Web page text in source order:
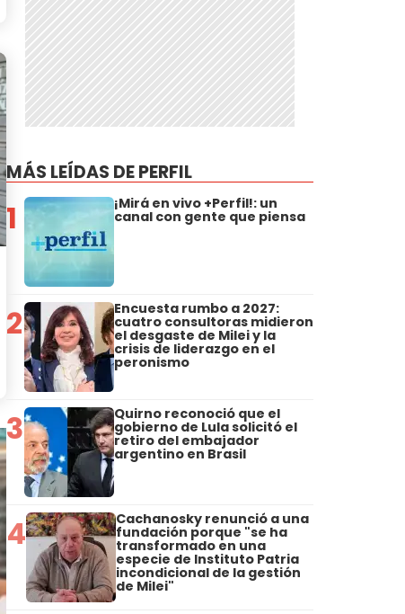
MÁS LEÍDAS DE PERFIL
1 ¡Mirá en vivo +Perfil!: un
canal con gente que piensa
2 Encuesta rumbo a 2027:
cuatro consultoras midieron
el desgaste de Milei y la
crisis de liderazgo en el
peronismo
3 Quirno reconoció que el
gobierno de Lula solicitó el
retiro del embajador
argentino en Brasil
4 Cachanosky renunció a una
fundación porque "se ha
transformado en una
especie de Instituto Patria
incondicional de la gestión
de Milei"